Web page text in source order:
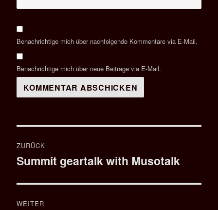
Benachrichtige mich über nachfolgende Kommentare via E-Mail.
Benachrichtige mich über neue Beiträge via E-Mail.
ZURÜCK
Vorheriger
Summit geartalk with Musotalk
WEITER